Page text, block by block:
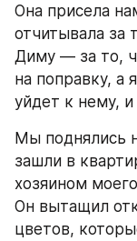
Она присела
отчитывала за
Диму ― за то,
на поправку, а
уйдет к нему, и
Мы поднялись
зашли в
хозяином
Он вытащил
цветов,